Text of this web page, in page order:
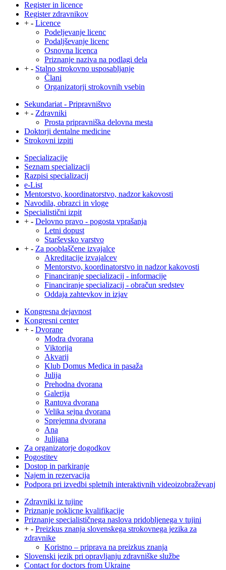
Register in licence
Register zdravnikov
+ - Licence
Podeljevanje licenc
Podaljševanje licenc
Osnovna licenca
Priznanje naziva na podlagi dela
+ - Stalno strokovno usposabljanje
Člani
Organizatorji strokovnih vsebin
Sekundariat - Pripravništvo
+ - Zdravniki
Prosta pripravniška delovna mesta
Doktorji dentalne medicine
Strokovni izpiti
Specializacije
Seznam specializacij
Razpisi specializacij
e-List
Mentorstvo, koordinatorstvo, nadzor kakovosti
Navodila, obrazci in vloge
Specialistični izpit
+ - Delovno pravo - pogosta vprašanja
Letni dopust
Starševsko varstvo
+ - Za pooblaščene izvajalce
Akreditacije izvajalcev
Mentorstvo, koordinatorstvo in nadzor kakovosti
Financiranje specializacij - informacije
Financiranje specializacij - obračun sredstev
Oddaja zahtevkov in izjav
Kongresna dejavnost
Kongresni center
+ - Dvorane
Modra dvorana
Viktorija
Akvarij
Klub Domus Medica in pasaža
Julija
Prehodna dvorana
Galerija
Rantova dvorana
Velika sejna dvorana
Sprejemna dvorana
Ana
Julijana
Za organizatorje dogodkov
Pogostitev
Dostop in parkiranje
Najem in rezervacija
Podpora pri izvedbi spletnih interaktivnih videoizobraževanj
Zdravniki iz tujine
Priznanje poklicne kvalifikacije
Priznanje specialističnega naslova pridobljenega v tujini
+ - Preizkus znanja slovenskega strokovnega jezika za
zdravnike
Koristno – priprava na preizkus znanja
Slovenski jezik pri opravljanju zdravniške službe
Contact for doctors from Ukraine